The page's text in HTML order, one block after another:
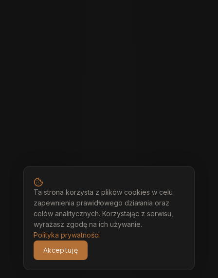
Ta strona korzysta z plików cookies w celu
zapewnienia prawidłowego działania oraz
celów analitycznych. Korzystając z serwisu,
wyrażasz zgodę na ich używanie.
Polityka prywatności
Akceptuję